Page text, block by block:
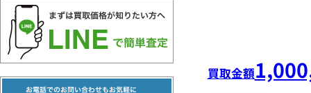
買取金額